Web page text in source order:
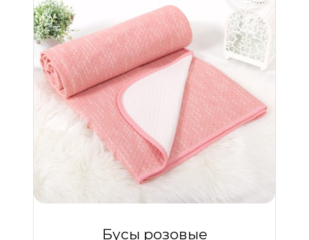
Бусы розовые